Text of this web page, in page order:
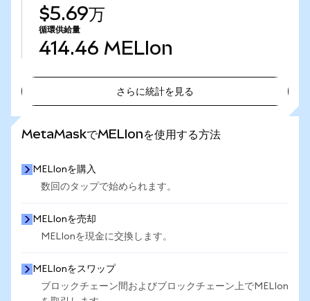
$5.69万
循環供給量
414.46 MELIon
さらに統計を見る
MetaMaskでMELIonを使用する方法
MELIonを購入
数回のタップで始められます。
MELIonを売却
MELIonを現金に交換します。
MELIonをスワップ
ブロックチェーン間およびブロックチェーン上でMELIon